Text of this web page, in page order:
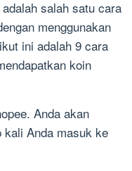
salah satu cara
menggunakan
ini adalah 9 cara
koin
Anda akan
kali Anda masuk ke